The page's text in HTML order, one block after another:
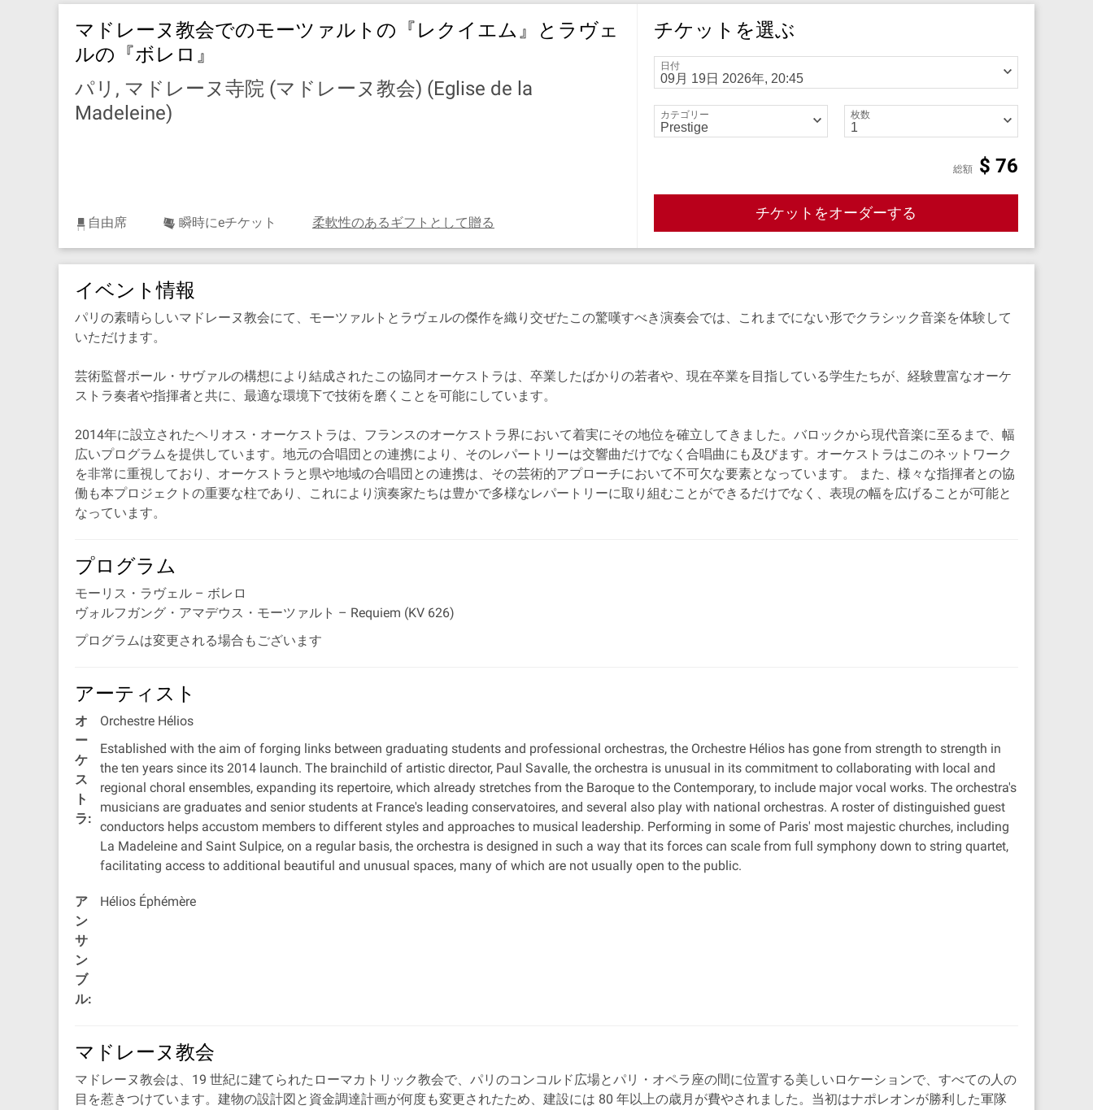
マドレーヌ教会でのモーツァルトの『レクイエム』とラヴェ
ルの『ボレロ』
パリ, マドレーヌ寺院 (マドレーヌ教会) (Eglise de la
Madeleine)
自由席 瞬時にeチケット 柔軟性のあるギフトとして贈る
チケットを選ぶ
日付
カテゴリー 枚数
総額 $ 76
チケットをオーダーする
イベント情報
パリの素晴らしいマドレーヌ教会にて、モーツァルトとラヴェルの傑作を織り交ぜたこの驚嘆すべき演奏会では、これまでにない形でクラシック音楽を体験して
いただけます。
芸術監督ポール・サヴァルの構想により結成されたこの協同オーケストラは、卒業したばかりの若者や、現在卒業を目指している学生たちが、経験豊富なオーケ
ストラ奏者や指揮者と共に、最適な環境下で技術を磨くことを可能にしています。
2014年に設立されたヘリオス・オーケストラは、フランスのオーケストラ界において着実にその地位を確立してきました。バロックから現代音楽に至るまで、幅
広いプログラムを提供しています。地元の合唱団との連携により、そのレパートリーは交響曲だけでなく合唱曲にも及びます。オーケストラはこのネットワーク
を非常に重視しており、オーケストラと県や地域の合唱団との連携は、その芸術的アプローチにおいて不可欠な要素となっています。 また、様々な指揮者との協
働も本プロジェクトの重要な柱であり、これにより演奏家たちは豊かで多様なレパートリーに取り組むことができるだけでなく、表現の幅を広げることが可能と
なっています。
プログラム
モーリス・ラヴェル – ボレロ
ヴォルフガング・アマデウス・モーツァルト – Requiem (KV 626)
プログラムは変更される場合もございます
アーティスト
オ
ー
ケ
ス
ト
ラ:
Orchestre Hélios
Established with the aim of forging links between graduating students and professional orchestras, the Orchestre Hélios has gone from strength to strength in
the ten years since its 2014 launch. The brainchild of artistic director, Paul Savalle, the orchestra is unusual in its commitment to collaborating with local and
regional choral ensembles, expanding its repertoire, which already stretches from the Baroque to the Contemporary, to include major vocal works. The orchestra's
musicians are graduates and senior students at France's leading conservatoires, and several also play with national orchestras. A roster of distinguished guest
conductors helps accustom members to different styles and approaches to musical leadership. Performing in some of Paris' most majestic churches, including
La Madeleine and Saint Sulpice, on a regular basis, the orchestra is designed in such a way that its forces can scale from full symphony down to string quartet,
facilitating access to additional beautiful and unusual spaces, many of which are not usually open to the public.
ア
ン
サ
ン
ブ
ル:
Hélios Éphémère
マドレーヌ教会
マドレーヌ教会は、19 世紀に建てられたローマカトリック教会で、パリのコンコルド広場とパリ・オペラ座の間に位置する美しいロケーションで、すべての人の
目を惹きつけています。建物の設計図と資金調達計画が何度も変更されたため、建設には 80 年以上の歳月が費やされました。当初はナポレオンが勝利した軍隊